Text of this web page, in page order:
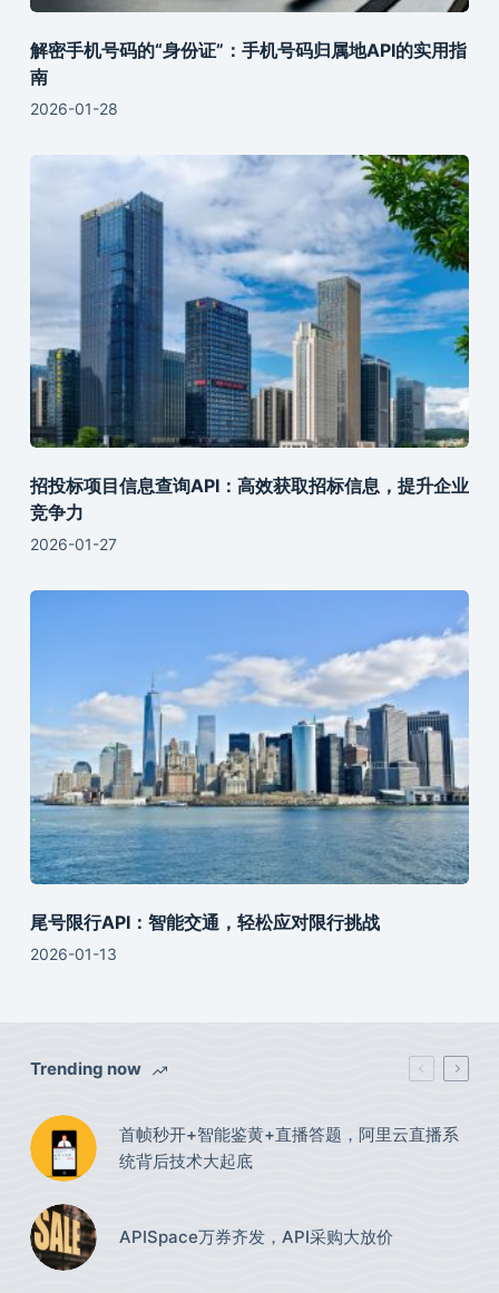
解密手机号码的“身份证”：手机号码归属地API的实用指
南
2026-01-28
招投标项目信息查询API：高效获取招标信息，提升企业
竞争力
2026-01-27
尾号限行API：智能交通，轻松应对限行挑战
2026-01-13
Trending now
首帧秒开+智能鉴黄+直播答题，阿里云直播系
统背后技术大起底
APISpace万券齐发，API采购大放价